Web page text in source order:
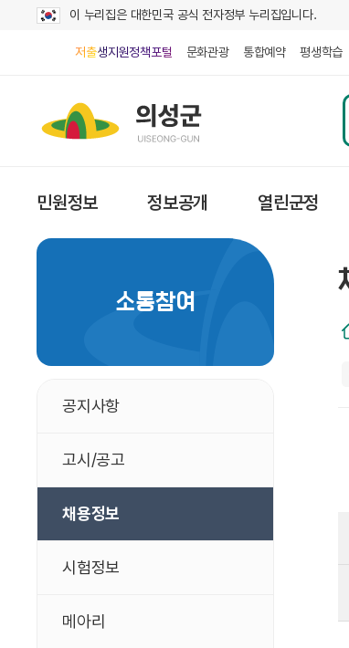
이 누리집은 대한민국 공식 전자정부 누리집입니다.
저출생지원정책포털 문화관광 통합예약 평생학습
민원정보 정보공개 열린군정
소통참여
공지사항
고시/공고
채용정보
시험정보
메아리